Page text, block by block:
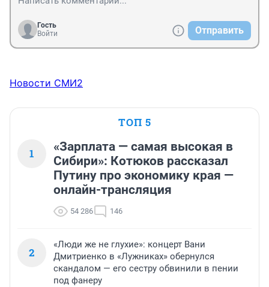
Гость
Войти
Отправить
Новости СМИ2
ТОП 5
1
«Зарплата — самая высокая в
Сибири»: Котюков рассказал
Путину про экономику края —
онлайн-трансляция
54 286 146
2
«Люди же не глухие»: концерт Вани
Дмитриенко в «Лужниках» обернулся
скандалом — его сестру обвинили в пении
под фанеру